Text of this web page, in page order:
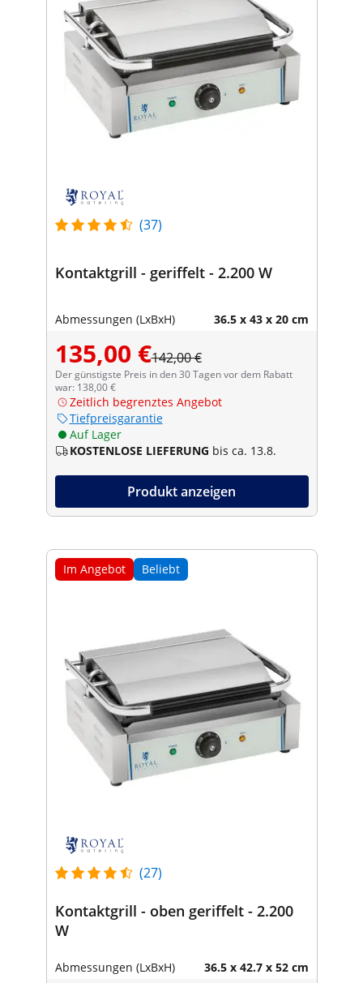
(37)
Kontaktgrill - geriffelt - 2.200 W
Abmessungen (LxBxH) 36.5 x 43 x 20 cm
135,00 €142,00 €
Der günstigste Preis in den 30 Tagen vor dem Rabatt
war: 138,00 €
Zeitlich begrenztes Angebot
Tiefpreisgarantie
Auf Lager
KOSTENLOSE LIEFERUNG bis ca. 13.8.
Produkt anzeigen
Im Angebot Beliebt
(27)
Kontaktgrill - oben geriffelt - 2.200
W
Abmessungen (LxBxH) 36.5 x 42.7 x 52 cm